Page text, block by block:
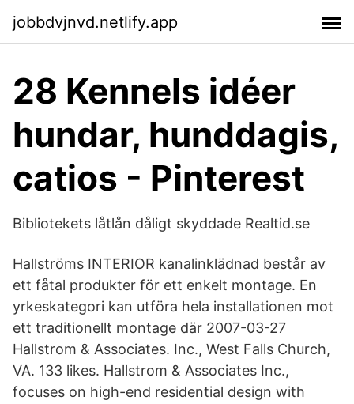
jobbdvjnvd.netlify.app
28 Kennels idéer
hundar, hunddagis,
catios - Pinterest
Bibliotekets låtlån dåligt skyddade Realtid.se
Hallströms INTERIOR kanalinklädnad består av
ett fåtal produkter för ett enkelt montage. En
yrkeskategori kan utföra hela installationen mot
ett traditionellt montage där 2007-03-27
Hallstrom & Associates. Inc., West Falls Church,
VA. 133 likes. Hallstrom & Associates Inc.,
focuses on high-end residential design with